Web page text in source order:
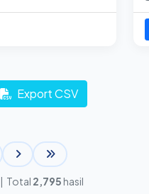
Export CSV
| Total 2,795 hasil